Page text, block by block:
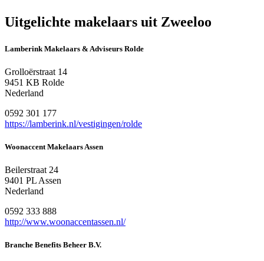
Uitgelichte makelaars uit Zweeloo
Lamberink Makelaars & Adviseurs Rolde
Grolloërstraat 14
9451 KB Rolde
Nederland
0592 301 177
https://lamberink.nl/vestigingen/rolde
Woonaccent Makelaars Assen
Beilerstraat 24
9401 PL Assen
Nederland
0592 333 888
http://www.woonaccentassen.nl/
Branche Benefits Beheer B.V.